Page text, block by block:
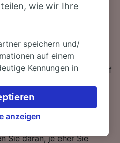
Porto nach Coimbra-B
genau richtig!
schnellsten Verbindung 1
104 km langen Strecke
am Tag. Sie müssen auf
1-mal umsteigen.
sein, die besten
wir die günstigsten
B in unserem
Sie daran, je eher Sie
wie wir Ihre
speichern und/
auf einem
Kennungen in
Ihre Präferenzen
einschließlich
bei berechtigtem
die Seite der
anzeigen